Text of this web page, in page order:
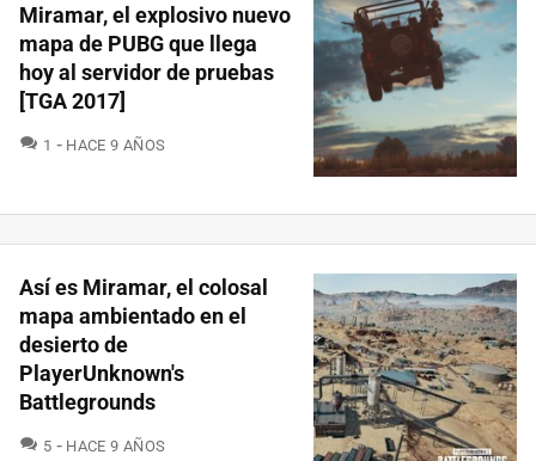
Miramar, el explosivo nuevo
mapa de PUBG que llega
hoy al servidor de pruebas
[TGA 2017]
1 COMENTARIOS
HACE 9 AÑOS
Así es Miramar, el colosal
mapa ambientado en el
desierto de
PlayerUnknown's
Battlegrounds
5 COMENTARIOS
HACE 9 AÑOS